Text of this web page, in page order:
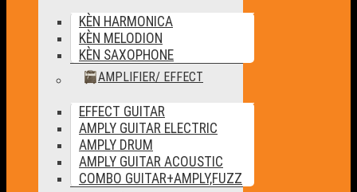
KÈN HARMONICA
KÈN MELODION
KÈN SAXOPHONE
AMPLIFIER/ EFFECT
EFFECT GUITAR
AMPLY GUITAR ELECTRIC
AMPLY DRUM
AMPLY GUITAR ACOUSTIC
COMBO GUITAR+AMPLY,FUZZ